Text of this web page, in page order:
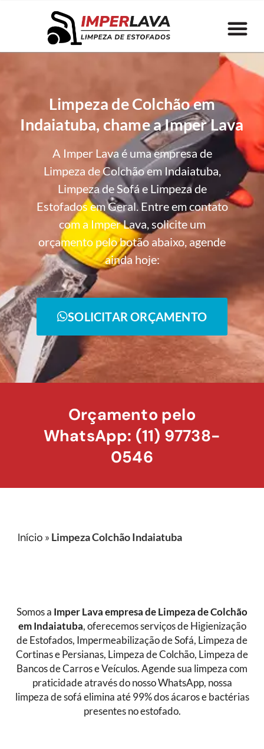
Limpeza de Colchão em
Indaiatuba, chame a Imper Lava
A Imper Lava é uma empresa de
Limpeza de Colchão em Indaiatuba,
Limpeza de Sofá e Limpeza de
Estofados em Geral. Entre em contato
com a Imper Lava, solicite um
orçamento pelo botão abaixo, agende
ainda hoje:
SOLICITAR ORÇAMENTO
Orçamento pelo
WhatsApp: (11) 97738-
0546
Início » Limpeza Colchão Indaiatuba
Somos a Imper Lava empresa de Limpeza de Colchão
em Indaiatuba, oferecemos serviços de Higienização
de Estofados, Impermeabilização de Sofá, Limpeza de
Cortinas e Persianas, Limpeza de Colchão, Limpeza de
Bancos de Carros e Veículos. Agende sua limpeza com
praticidade através do nosso WhatsApp, nossa
limpeza de sofá elimina até 99% dos ácaros e bactérias
presentes no estofado.